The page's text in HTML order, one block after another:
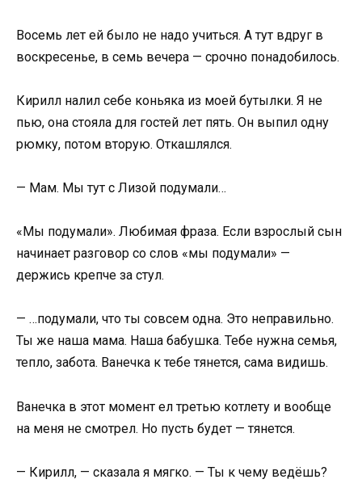
Восемь лет ей было не надо учиться. А тут вдруг в
воскресенье, в семь вечера — срочно понадобилось.
Кирилл налил себе коньяка из моей бутылки. Я не
пью, она стояла для гостей лет пять. Он выпил одну
рюмку, потом вторую. Откашлялся.
— Мам. Мы тут с Лизой подумали…
«Мы подумали». Любимая фраза. Если взрослый сын
начинает разговор со слов «мы подумали» —
держись крепче за стул.
— …подумали, что ты совсем одна. Это неправильно.
Ты же наша мама. Наша бабушка. Тебе нужна семья,
тепло, забота. Ванечка к тебе тянется, сама видишь.
Ванечка в этот момент ел третью котлету и вообще
на меня не смотрел. Но пусть будет — тянется.
— Кирилл, — сказала я мягко. — Ты к чему ведёшь?